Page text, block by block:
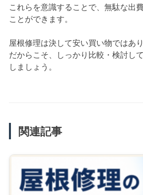
これらを意識することで、無駄な出
ことができます。
屋根修理は決して安い買い物ではあり
だからこそ、しっかり比較・検討し
しましょう。
関連記事